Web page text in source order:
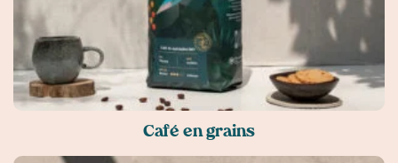
Café en grains